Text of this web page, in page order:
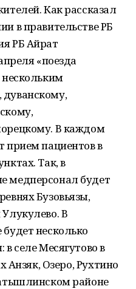
Как рассказал
в правительстве РБ
РБ Айрат
«поезда
нескольким
В каждом
прием пациентов в
Так, в
медперсонал будет
Бузовьязы,
В
несколько
селе Месягутово в
Анзяк, Озеро, Рухтино
районе